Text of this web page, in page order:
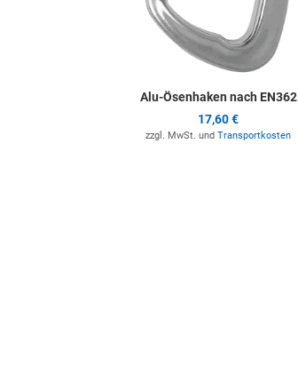
Alu-Ösenhaken nach EN362
17,60 €
zzgl. MwSt. und Transportkosten